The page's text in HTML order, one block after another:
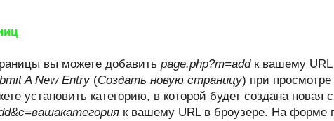
вы можете добавить page.php?m=addк вашему URL
A New Entry(Создать новую страницу) при просмотре
установить категорию, в которой будет создана новая
к вашему URL в броузере. На форме